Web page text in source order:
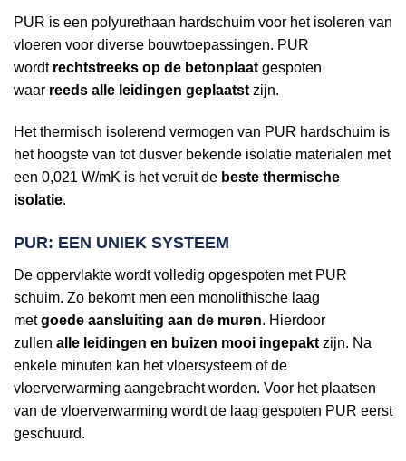
PUR is een polyurethaan hardschuim voor het isoleren van
vloeren voor diverse bouwtoepassingen. PUR
wordt rechtstreeks op de betonplaat gespoten
waar reeds alle leidingen geplaatst zijn.
Het thermisch isolerend vermogen van PUR hardschuim is
het hoogste van tot dusver bekende isolatie materialen met
een 0,021 W/mK is het veruit de beste thermische
isolatie.
PUR: EEN UNIEK SYSTEEM
De oppervlakte wordt volledig opgespoten met PUR
schuim. Zo bekomt men een monolithische laag
metgoede aansluiting aan de muren. Hierdoor
zullen alle leidingen en buizen mooi ingepakt zijn. Na
enkele minuten kan het vloersysteem of de
vloerverwarming aangebracht worden. Voor het plaatsen
van de vloerverwarming wordt de laag gespoten PUR eerst
geschuurd.